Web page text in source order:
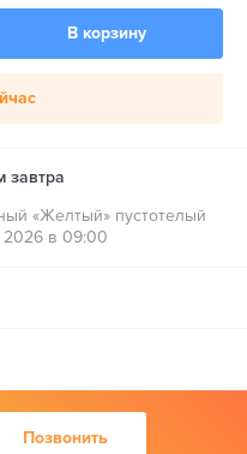
В корзину
завтра
«Желтый» пустотелый
2026 в 09:00
Позвонить